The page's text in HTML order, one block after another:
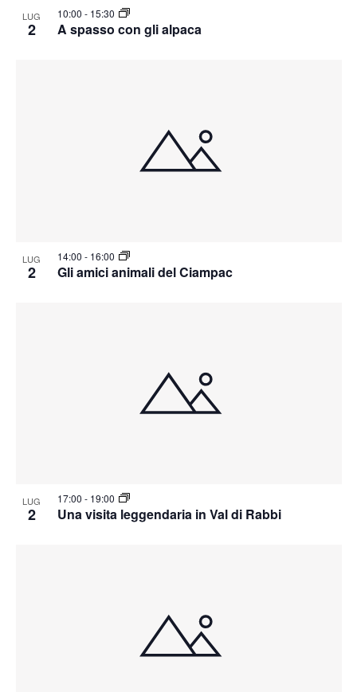
LUG
2 A spasso con gli alpaca
10:00 - 15:30
LUG
2 Gli amici animali del Ciampac
14:00 - 16:00
LUG
2 Una visita leggendaria in Val di Rabbi
17:00 - 19:00